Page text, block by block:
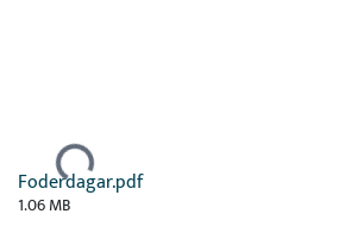
Ladataan...
Foderdagar.pdf
1.06 MB